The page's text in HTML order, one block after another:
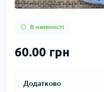
В наявності
60.00 грн
Додатково